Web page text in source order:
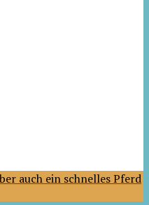
auch ein schnelles Pferd